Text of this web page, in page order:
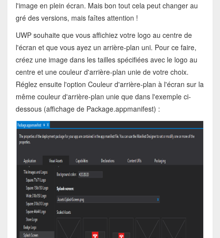
l'image en plein écran. Mais bon tout cela peut changer au
gré des versions, mais faîtes attention !
UWP souhaite que vous affichiez votre logo au centre de
l'écran et que vous ayez un arrière-plan uni. Pour ce faire,
créez une image dans les tailles spécifiées avec le logo au
centre et une couleur d'arrière-plan unie de votre choix.
Réglez ensuite l'option Couleur d'arrière-plan à l'écran sur la
même couleur d'arrière-plan unie que dans l'exemple ci-
dessous (affichage de Package.appmanifest) :